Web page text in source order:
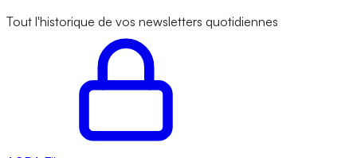
Tout l'historique de vos newsletters quotidiennes